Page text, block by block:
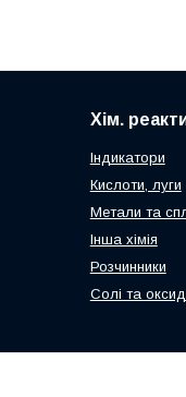
Хім.
Індикатори
Кислоти, луги
Метали та
Інша хімія
Розчинники
Солі та